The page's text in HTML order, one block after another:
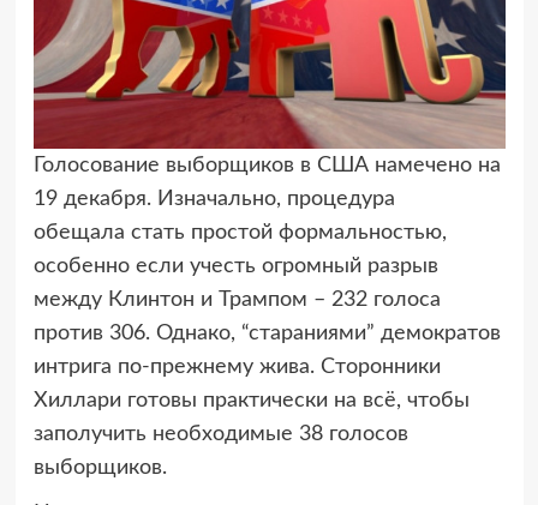
Голосование выборщиков в США намечено на
19 декабря. Изначально, процедура
обещала стать простой формальностью,
особенно если учесть огромный разрыв
между Клинтон и Трампом – 232 голоса
против 306. Однако, “стараниями” демократов
интрига по-прежнему жива. Сторонники
Хиллари готовы практически на всё, чтобы
заполучить необходимые 38 голосов
выборщиков.